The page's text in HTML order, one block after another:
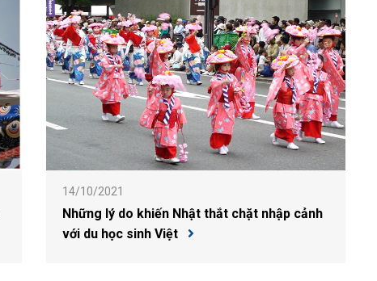
14/10/2021
Những lý do khiến Nhật thắt chặt nhập cảnh
với du học sinh Việt